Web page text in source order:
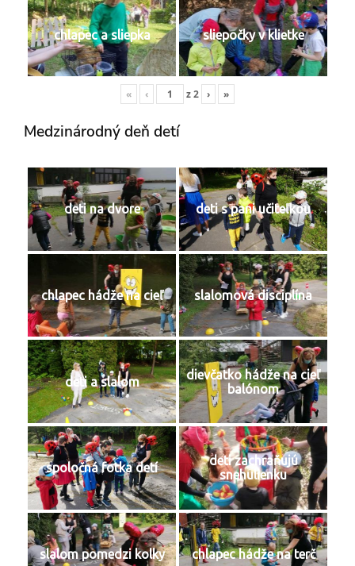
chlapec a sliepka sliepočky v klietke
« ‹ z2 › »
Medzinárodný deň detí
deti na dvore deti s pani učiteľkou
chlapec hádže na cieľ slalomová disciplína
deti a slalom
dievčatko hádže na cieľ
balónom
spoločná fotka detí
deti zachraňujú
snehulienku
slalom pomedzi kolky chlapec hádže na terč